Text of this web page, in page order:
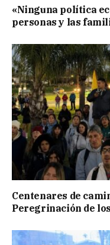
«Ninguna política
personas y las
Centenares de
Peregrinación de